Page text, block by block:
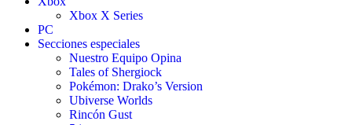
Xbox X Series
PC
Secciones especiales
Nuestro Equipo Opina
Tales of Shergiock
Pokémon: Drako’s Version
Ubiverse Worlds
Rincón Gust